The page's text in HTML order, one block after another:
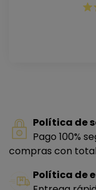
Política de
Pago 100%
compras con
Política de